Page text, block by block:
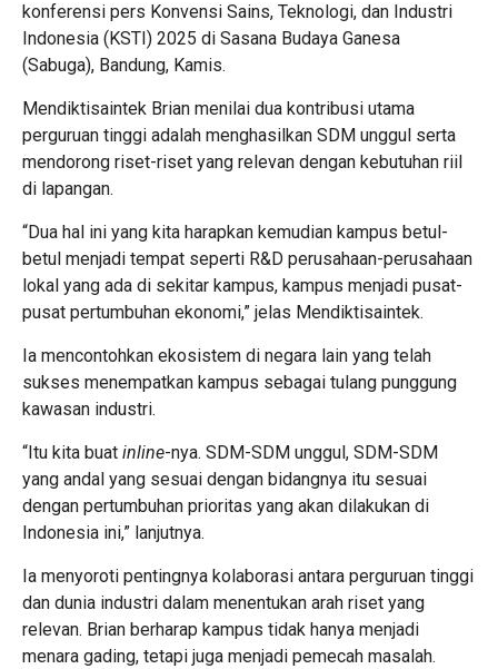
konferensi pers Konvensi Sains, Teknologi, dan Industri
Indonesia (KSTI) 2025 di Sasana Budaya Ganesa
(Sabuga), Bandung, Kamis.
Mendiktisaintek Brian menilai dua kontribusi utama
perguruan tinggi adalah menghasilkan SDM unggul serta
mendorong riset-riset yang relevan dengan kebutuhan riil
di lapangan.
“Dua hal ini yang kita harapkan kemudian kampus betul-
betul menjadi tempat seperti R&D perusahaan-perusahaan
lokal yang ada di sekitar kampus, kampus menjadi pusat-
pusat pertumbuhan ekonomi,” jelas Mendiktisaintek.
Ia mencontohkan ekosistem di negara lain yang telah
sukses menempatkan kampus sebagai tulang punggung
kawasan industri.
“Itu kita buat inline-nya. SDM-SDM unggul, SDM-SDM
yang andal yang sesuai dengan bidangnya itu sesuai
dengan pertumbuhan prioritas yang akan dilakukan di
Indonesia ini,” lanjutnya.
Ia menyoroti pentingnya kolaborasi antara perguruan tinggi
dan dunia industri dalam menentukan arah riset yang
relevan. Brian berharap kampus tidak hanya menjadi
menara gading, tetapi juga menjadi pemecah masalah.